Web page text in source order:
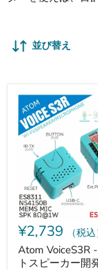
並び替え
Atom
VoiceS3R
ス
マ
ー
カ
ー
開
キ
ッ
¥2,739
（税込
Atom VoiceS3R
トスピーカー開